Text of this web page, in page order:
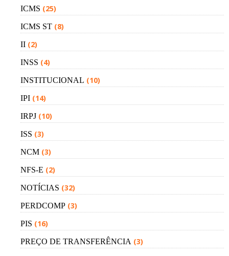
ICMS (25)
ICMS ST (8)
II (2)
INSS (4)
INSTITUCIONAL (10)
IPI (14)
IRPJ (10)
ISS (3)
NCM (3)
NFS-E (2)
NOTÍCIAS (32)
PERDCOMP (3)
PIS (16)
PREÇO DE TRANSFERÊNCIA (3)